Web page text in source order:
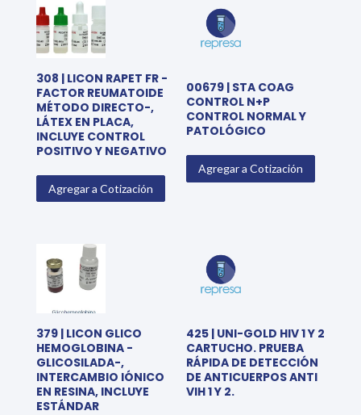
308 | LICON RAPET FR -
FACTOR REUMATOIDE
MÉTODO DIRECTO-,
LÁTEX EN PLACA,
INCLUYE CONTROL
POSITIVO Y NEGATIVO
Agregar a Cotización
00679 | STA COAG
CONTROL N+P
CONTROL NORMAL Y
PATOLÓGICO
Agregar a Cotización
379 | LICON GLICO
HEMOGLOBINA -
GLICOSILADA-,
INTERCAMBIO IÓNICO
EN RESINA, INCLUYE
ESTÁNDAR
425 | UNI-GOLD HIV 1 Y 2
CARTUCHO. PRUEBA
RÁPIDA DE DETECCIÓN
DE ANTICUERPOS ANTI
VIH 1 Y 2.